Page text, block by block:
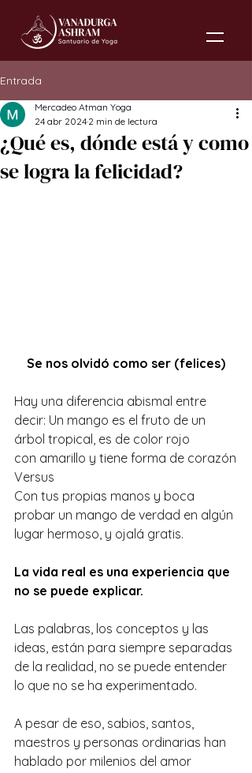
Entrada
¿Qué es, dónde está y como
se logra la felicidad?
Mercadeo Atman Yoga
24 abr 2024 2 min de lectura
Se nos olvidó como ser (felices)
Hay una diferencia abismal entre
decir: Un mango es el fruto de un
árbol tropical, es de color rojo
con amarillo y tiene forma de corazón
Versus
Con tus propias manos y boca
probar un mango de verdad en algún
lugar hermoso, y ojalá gratis.
La vida real es una experiencia que
no se puede explicar.
Las palabras, los conceptos y las
ideas, están para siempre separadas
de la realidad, no se puede entender
lo que no se ha experimentado.
A pesar de eso, sabios, santos,
maestros y personas ordinarias han
hablado por milenios del amor